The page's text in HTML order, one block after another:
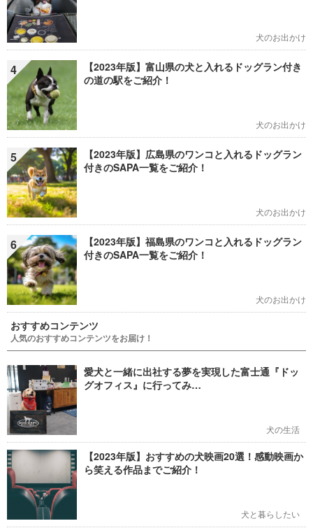
犬のお出かけ
4
【2023年版】富山県の犬と入れるドッグラン付き
の道の駅をご紹介！
犬のお出かけ
5
【2023年版】広島県のワンコと入れるドッグラン
付きのSAPA一覧をご紹介！
犬のお出かけ
6
【2023年版】福島県のワンコと入れるドッグラン
付きのSAPA一覧をご紹介！
犬のお出かけ
おすすめコンテンツ
人気のおすすめコンテンツをお届け！
愛犬と一緒に出社する夢を実現した富士通『ドッ
グオフィス』に行ってみ…
犬の生活
【2023年版】おすすめの犬映画20選！感動映画か
ら笑える作品までご紹介！
犬と暮らしたい